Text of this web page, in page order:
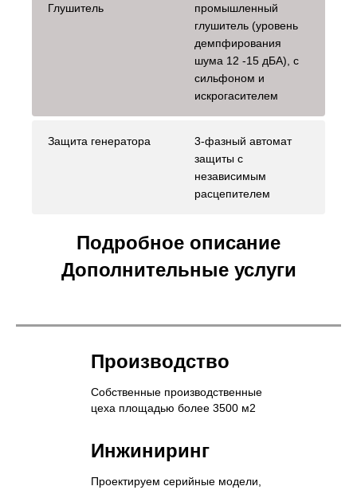
Глушитель
промышленный
глушитель (уровень
демпфирования
шума 12 -15 дБА), с
сильфоном и
искрогасителем
Защита генератора
3-фазный автомат
защиты с
независимым
расцепителем
Подробное описание
Дополнительные услуги
Производство
Собственные производственные
цеха площадью более 3500 м2
Инжиниринг
Проектируем серийные модели,